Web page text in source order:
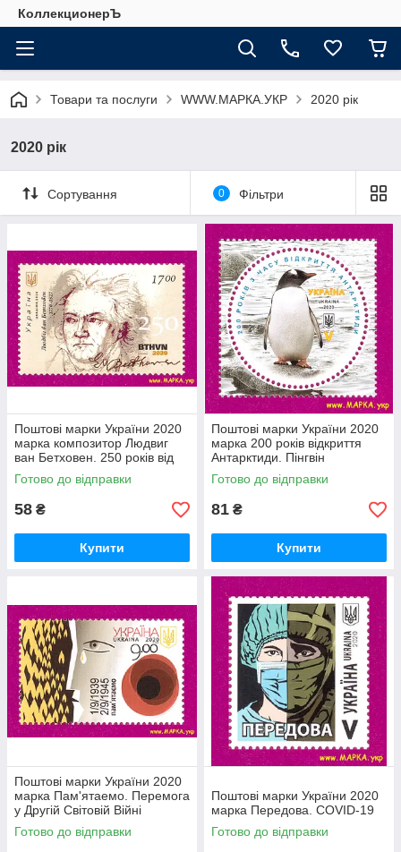
КоллекционерЪ
Товари та послуги WWW.МАРКА.УКР 2020 рік
2020 рік
Сортування 0 Фільтри
Поштові марки України 2020
марка композитор Людвиг
ван Бетховен. 250 років від
дня народження
Готово до відправки
58 ₴
Купити
Поштові марки України 2020
марка 200 років відкриття
Антарктиди. Пінгвін
Готово до відправки
81 ₴
Купити
Поштові марки України 2020
марка Пам'ятаемо. Перемога
у Другій Світовій Війні
Готово до відправки
Поштові марки України 2020
марка Передова. COVІD-19
Готово до відправки